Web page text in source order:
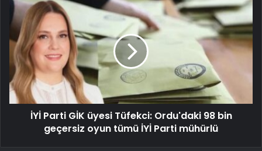
İYİ Parti GİK üyesi Tüfekci: Ordu'daki 98 bin
geçersiz oyun tümü İYİ Parti mühürlü